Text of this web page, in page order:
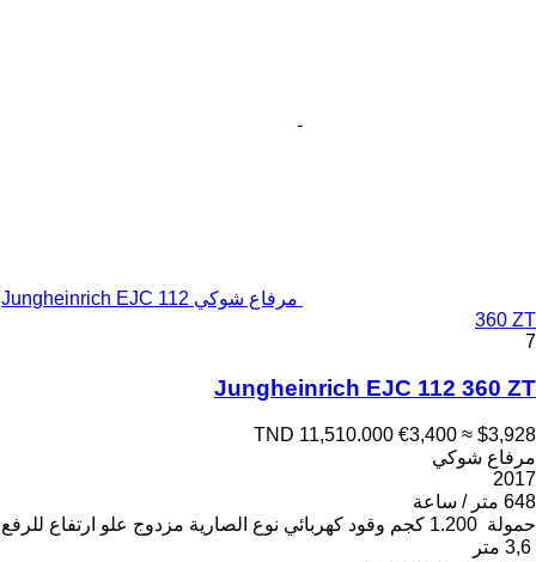
مرفاع شوكي Jungheinrich EJC 112
360 ZT
7
Jungheinrich EJC 112 360 ZT
TND 11,510.000 €3,400 ≈ $3,928
مرفاع شوكي
2017
648 متر / ساعة
حمولة 1.200 كجم وقود كهربائي نوع الصارية مزدوج علو ارتفاع للرفع
3,6 متر